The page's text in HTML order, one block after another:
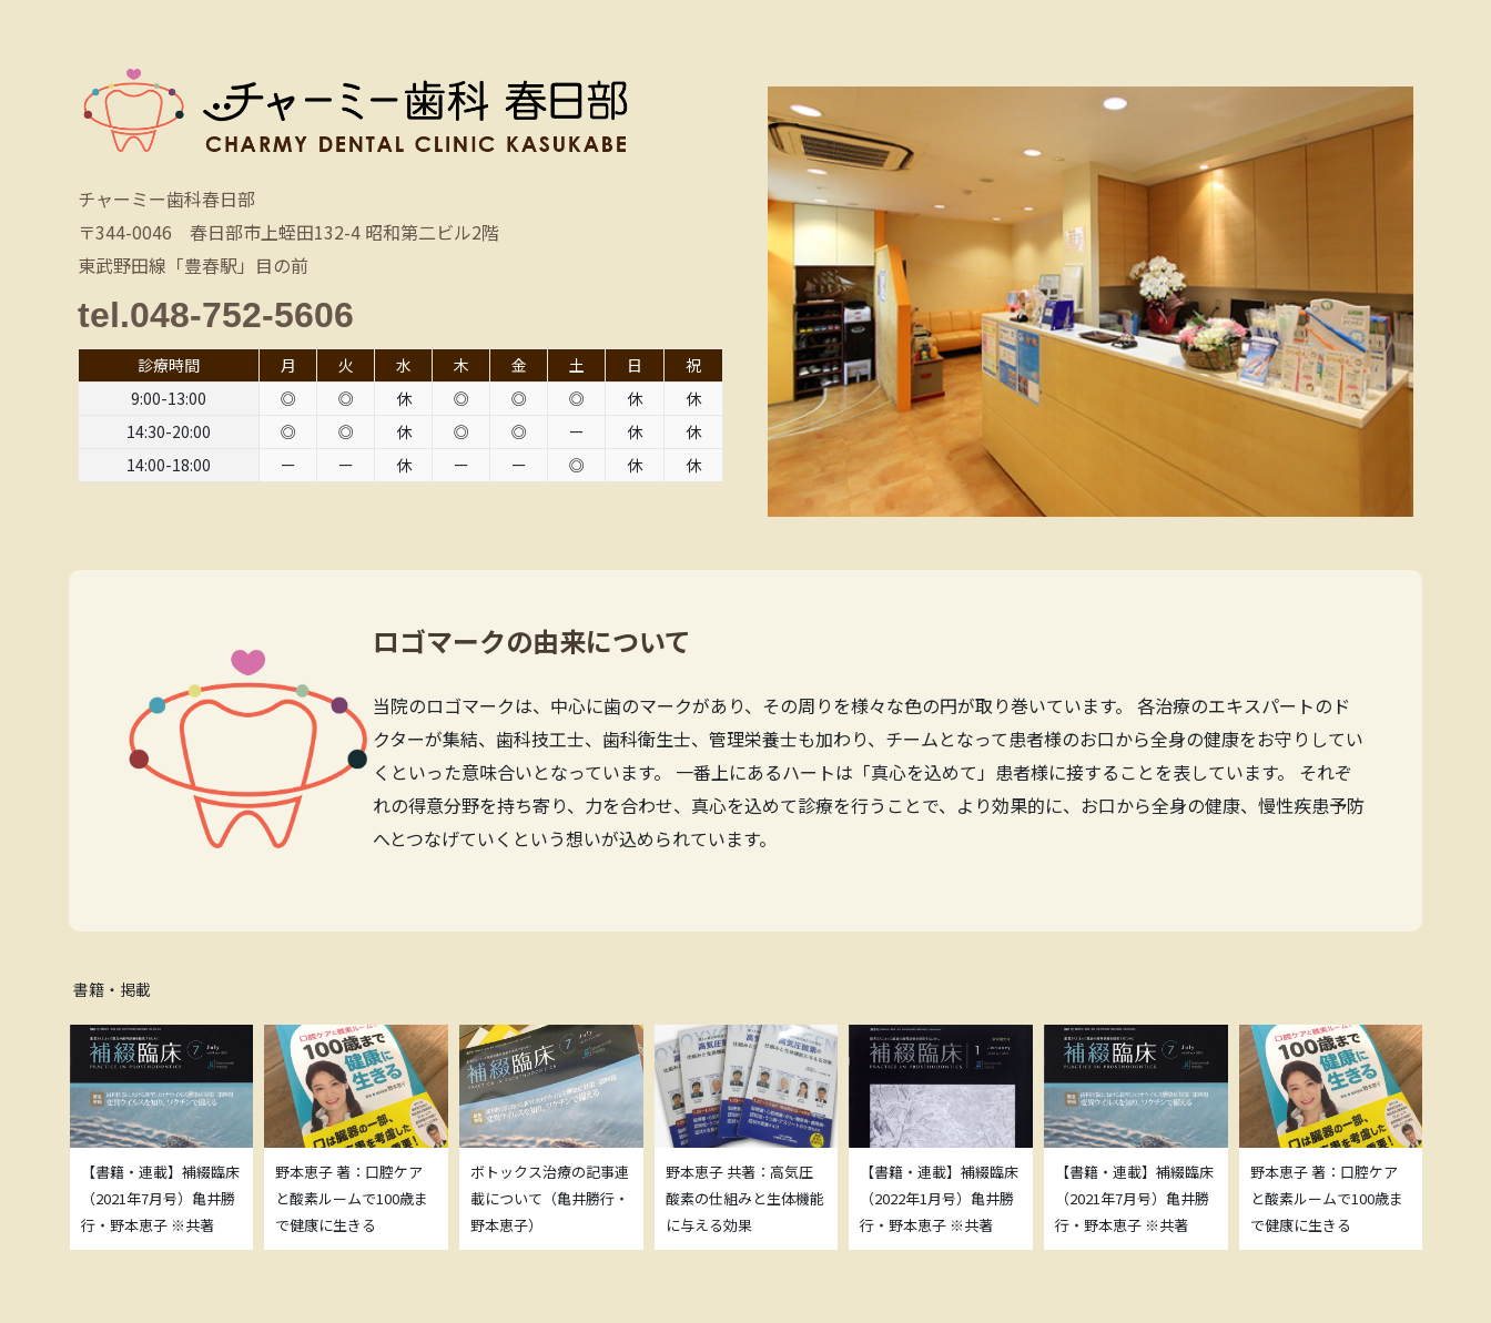
チャーミー歯科春日部
〒344-0046 春日部市上蛭田132-4 昭和第二ビル2階
東武野田線「豊春駅」目の前
tel.048-752-5606
診療時間 月 火 水 木 金 土 日
祝
9:00-13:00
◎ ◎ 休 ◎ ◎ ◎ 休
休
14:30-20:00
◎ ◎ 休 ◎ ◎ ー 休
休
14:00-18:00
ー ー 休 ー ー ◎ 休 休
ロゴマークの由来について
当院のロゴマークは、中心に歯のマークがあり、その周りを様々な色の円が取り巻いています。 各治療のエキスパートのド
クターが集結、歯科技工士、歯科衛生士、管理栄養士も加わり、チームとなって患者様のお口から全身の健康をお守りしてい
くといった意味合いとなっています。 一番上にあるハートは「真心を込めて」患者様に接することを表しています。 それぞ
れの得意分野を持ち寄り、力を合わせ、真心を込めて診療を行うことで、より効果的に、お口から全身の健康、慢性疾患予防
へとつなげていくという想いが込められています。
書籍・掲載
【書籍・連載】補綴臨床
（2021年7月号）亀井勝
行・野本恵子 ※共著
野本恵子 著：口腔ケア
と酸素ルームで100歳ま
で健康に生きる
ボトックス治療の記事連
載について（亀井勝行・
野本恵子）
野本恵子 共著：高気圧
酸素の仕組みと生体機能
に与える効果
【書籍・連載】補綴臨床
（2022年1月号）亀井勝
行・野本恵子 ※共著
【書籍・連載】補綴臨床
（2021年7月号）亀井勝
行・野本恵子 ※共著
野本恵子 著：口腔ケア
と酸素ルームで100歳ま
で健康に生きる